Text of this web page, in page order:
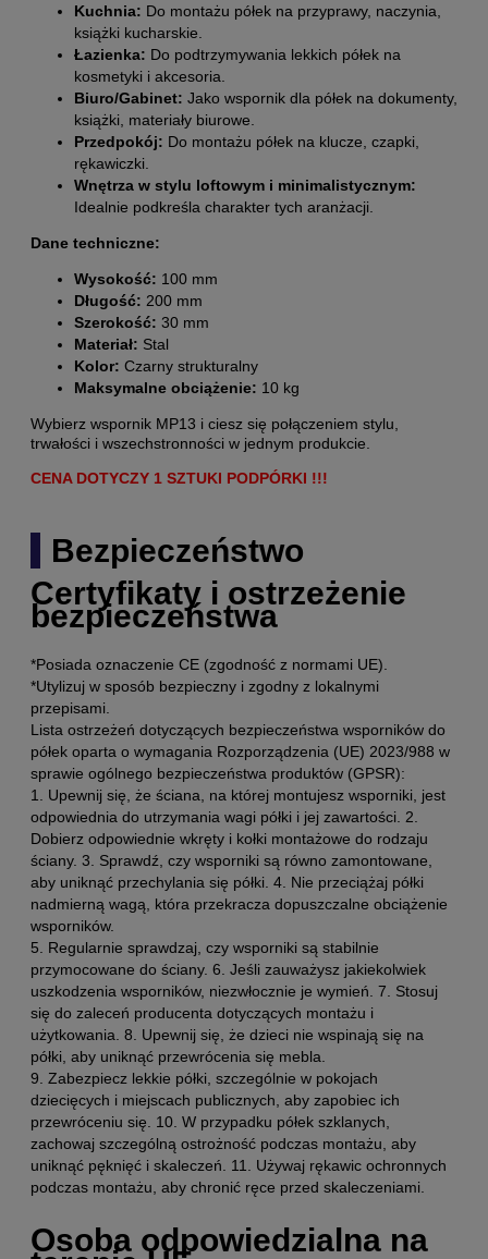
Kuchnia: Do montażu półek na przyprawy, naczynia,
książki kucharskie.
Łazienka: Do podtrzymywania lekkich półek na
kosmetyki i akcesoria.
Biuro/Gabinet: Jako wspornik dla półek na dokumenty,
książki, materiały biurowe.
Przedpokój: Do montażu półek na klucze, czapki,
rękawiczki.
Wnętrza w stylu loftowym i minimalistycznym:
Idealnie podkreśla charakter tych aranżacji.
Dane techniczne:
Wysokość: 100 mm
Długość: 200 mm
Szerokość: 30 mm
Materiał: Stal
Kolor: Czarny strukturalny
Maksymalne obciążenie: 10 kg
Wybierz wspornik MP13 i ciesz się połączeniem stylu,
trwałości i wszechstronności w jednym produkcie.
CENA DOTYCZY 1 SZTUKI PODPÓRKI !!!
Bezpieczeństwo
Certyfikaty i ostrzeżenie
bezpieczeństwa
*Posiada oznaczenie CE (zgodność z normami UE).
*Utylizuj w sposób bezpieczny i zgodny z lokalnymi
przepisami.
Lista ostrzeżeń dotyczących bezpieczeństwa wsporników do
półek oparta o wymagania Rozporządzenia (UE) 2023/988 w
sprawie ogólnego bezpieczeństwa produktów (GPSR):
1. Upewnij się, że ściana, na której montujesz wsporniki, jest
odpowiednia do utrzymania wagi półki i jej zawartości. 2.
Dobierz odpowiednie wkręty i kołki montażowe do rodzaju
ściany. 3. Sprawdź, czy wsporniki są równo zamontowane,
aby uniknąć przechylania się półki. 4. Nie przeciążaj półki
nadmierną wagą, która przekracza dopuszczalne obciążenie
wsporników.
5. Regularnie sprawdzaj, czy wsporniki są stabilnie
przymocowane do ściany. 6. Jeśli zauważysz jakiekolwiek
uszkodzenia wsporników, niezwłocznie je wymień. 7. Stosuj
się do zaleceń producenta dotyczących montażu i
użytkowania. 8. Upewnij się, że dzieci nie wspinają się na
półki, aby uniknąć przewrócenia się mebla.
9. Zabezpiecz lekkie półki, szczególnie w pokojach
dziecięcych i miejscach publicznych, aby zapobiec ich
przewróceniu się. 10. W przypadku półek szklanych,
zachowaj szczególną ostrożność podczas montażu, aby
uniknąć pęknięć i skaleczeń. 11. Używaj rękawic ochronnych
podczas montażu, aby chronić ręce przed skaleczeniami.
Osoba odpowiedzialna na